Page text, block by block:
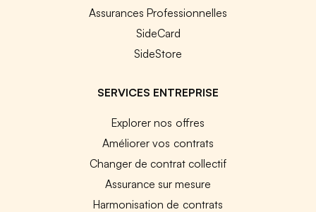
Assurances Professionnelles
SideCard
SideStore
SERVICES ENTREPRISE
Explorer nos offres
Améliorer vos contrats
Changer de contrat collectif
Assurance sur mesure
Harmonisation de contrats